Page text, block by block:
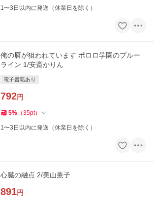
1〜3日以内に発送（休業日を除く）
俺の唇が狙われています ポロロ学園のブルー
ライン 1/安斎かりん
電子書籍あり
792円
5% （35pt）
1〜3日以内に発送（休業日を除く）
心臓の融点 2/美山薫子
891円